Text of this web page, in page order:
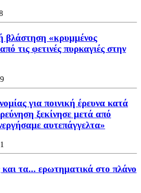
βλάστηση «κρυμμένος
τις φετινές πυρκαγιές στην
για ποινική έρευνα κατά
ξεκίνησε μετά από
αυτεπάγγελτα»
και τα... ερωτηματικά στο πλάνο